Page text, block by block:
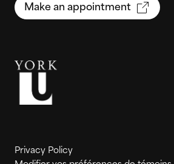
Make an appointment
Privacy Policy